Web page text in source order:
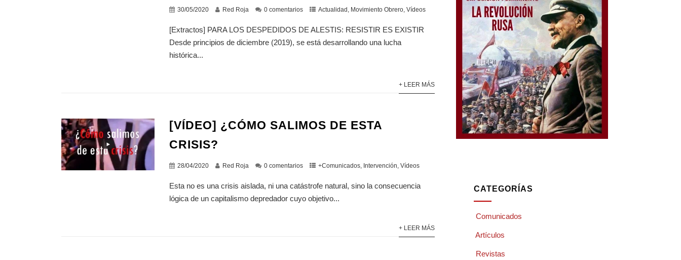
30/05/2020 Red Roja 0 comentarios Actualidad , Movimiento Obrero,Vídeos
[Extractos] PARA LOS DESPEDIDOS DE ALESTIS: RESISTIR ES EXISTIR
Desde principios de diciembre (2019), se está desarrollando una lucha
histórica...
+ LEER MÁS
[VÍDEO] ¿CÓMO SALIMOS DE ESTA
CRISIS?
28/04/2020 Red Roja 0 comentarios +Comunicados, Intervención,Vídeos
Esta no es una crisis aislada, ni una catástrofe natural, sino la consecuencia
lógica de un capitalismo depredador cuyo objetivo...
+ LEER MÁS
CATEGORÍAS
Comunicados
Artículos
Revistas